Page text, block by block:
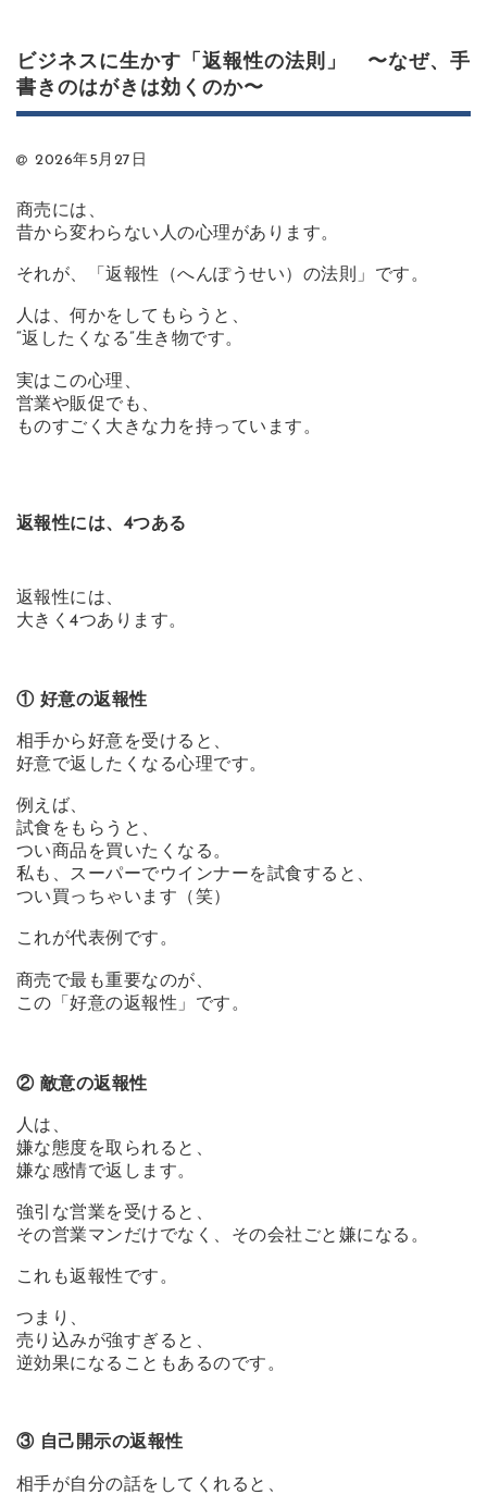
ビジネスに生かす「返報性の法則」 〜なぜ、手
書きのはがきは効くのか〜
2026年5月27日
商売には、
昔から変わらない人の心理があります。
それが、「返報性（へんぽうせい）の法則」です。
人は、何かをしてもらうと、
“返したくなる”生き物です。
実はこの心理、
営業や販促でも、
ものすごく大きな力を持っています。
返報性には、4つある
返報性には、
大きく4つあります。
① 好意の返報性
相手から好意を受けると、
好意で返したくなる心理です。
例えば、
試食をもらうと、
つい商品を買いたくなる。
私も、スーパーでウインナーを試食すると、
つい買っちゃいます（笑）
これが代表例です。
商売で最も重要なのが、
この「好意の返報性」です。
② 敵意の返報性
人は、
嫌な態度を取られると、
嫌な感情で返します。
強引な営業を受けると、
その営業マンだけでなく、その会社ごと嫌になる。
これも返報性です。
つまり、
売り込みが強すぎると、
逆効果になることもあるのです。
③ 自己開示の返報性
相手が自分の話をしてくれると、